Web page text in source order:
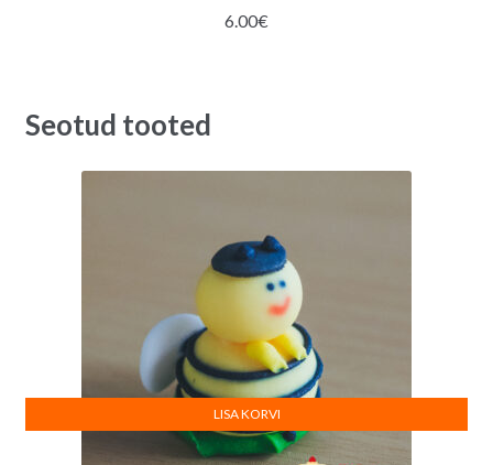
6.00€
Seotud tooted
LISA KORVI